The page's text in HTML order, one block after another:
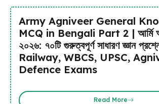
Army Agniveer General
MCQ in Bengali Part 2 | আর্মি
২০২৬: ৭০টি গুরুত্বপূর্ণ সাধারণ জ্ঞান
Railway, WBCS, UPSC,
Defence Exams
Read More